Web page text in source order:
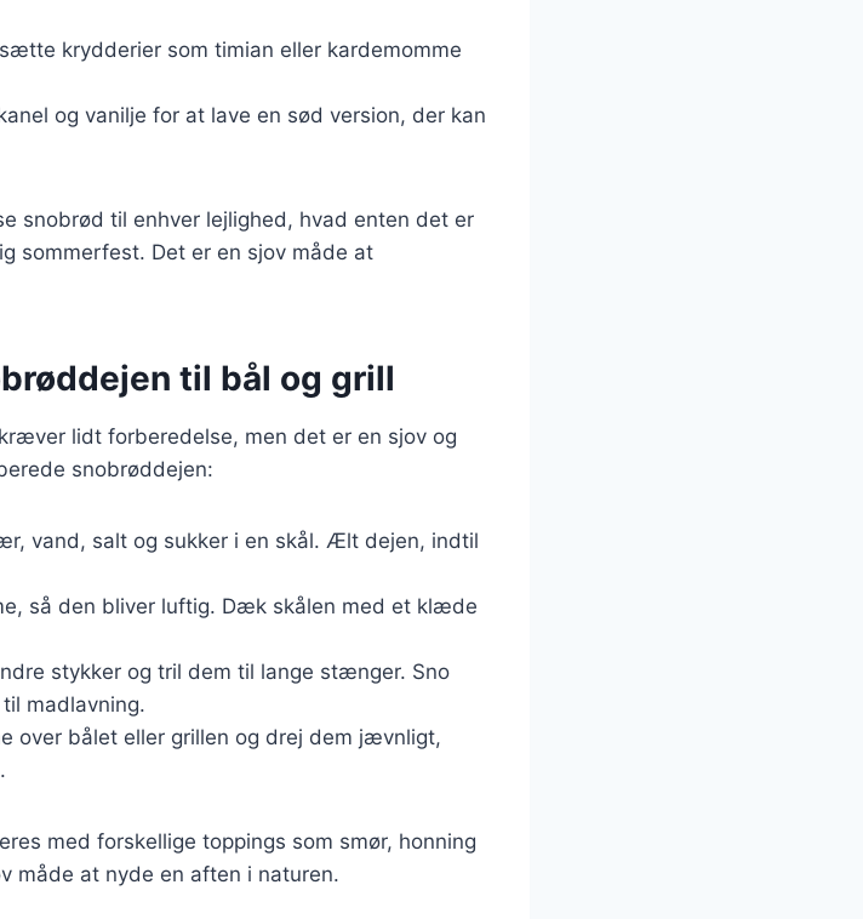
krydderier som timian eller kardemomme
og vanilje for at lave en sød version, der kan
snobrød til enhver lejlighed, hvad enten det er
sommerfest. Det er en sjov måde at
til bål og grill
lidt forberedelse, men det er en sjov og
snobrøddejen:
vand, salt og sukker i en skål. Ælt dejen, indtil
så den bliver luftig. Dæk skålen med et klæde
stykker og tril dem til lange stænger. Sno
madlavning.
over bålet eller grillen og drej dem jævnligt,
med forskellige toppings som smør, honning
måde at nyde en aften i naturen.